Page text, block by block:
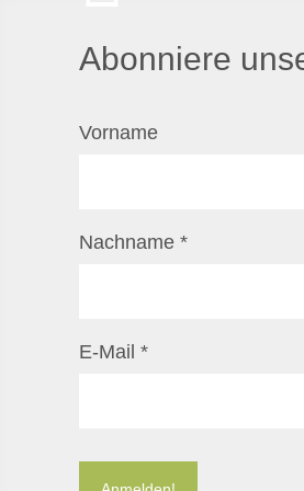
Abonniere
Vorname
Nachname *
E-Mail *